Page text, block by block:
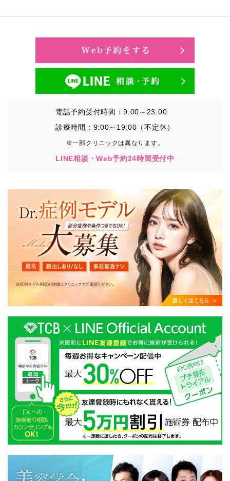
①TCBグループが患者様から取得する情報
・その他、特定の個人を識別することができる情報
②TCBグループが各種サービスの利用に関連して取得す
日時、閲覧履歴等に関連する情報
（これには、Cookie情報、アクセスログ等の利用状況に
関する情報を含みます。）
③TCBグループが第三者から間接的に収集する情報
患者様の同意を得た上で、以下の情報をパブリックDMP
・患者様の閲覧履歴、端末等の情報
【利用目的】
TCBグループは取得情報を以下の目的で利用いたしま
す。
・クリニックの来院予約、医療サービスの提供、医療関
連商品の販売、アフターケア対応、これらに付随する諸
対応等のサービス提供のため
・医療サービスの提供に関する他の医療機関、検査機関
及び研究機関との連携のため
・サービス向上を目的とした医療サービス・販売する医
療関連商品に関する患者様へのアンケートの送受信及び
これに付随する諸対応のため
・Cookie等の技術を用いたアクセス履歴、閲覧記録等に
関する情報の収集、分析
・閲覧記録等から趣味・嗜好を分析した情報を使用して
の広告に利用するため
・お問い合わせ又はご意見の内容確認及びその対応のた
め
・患者様のサービス利用状況の分析及び症例研究のため
・広告、宣伝、マーケティングのため
電話予約受付時間：9:00～23:00
診療時間：9:00～19:00（不定休）
※一部クリニックは異なります。
LINE相談・Web予約24時間受付中